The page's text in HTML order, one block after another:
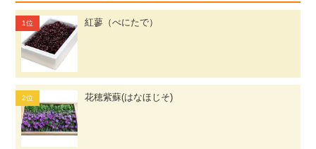
紅蓼（べにたで）
花穂紫蘇(はなほじそ)